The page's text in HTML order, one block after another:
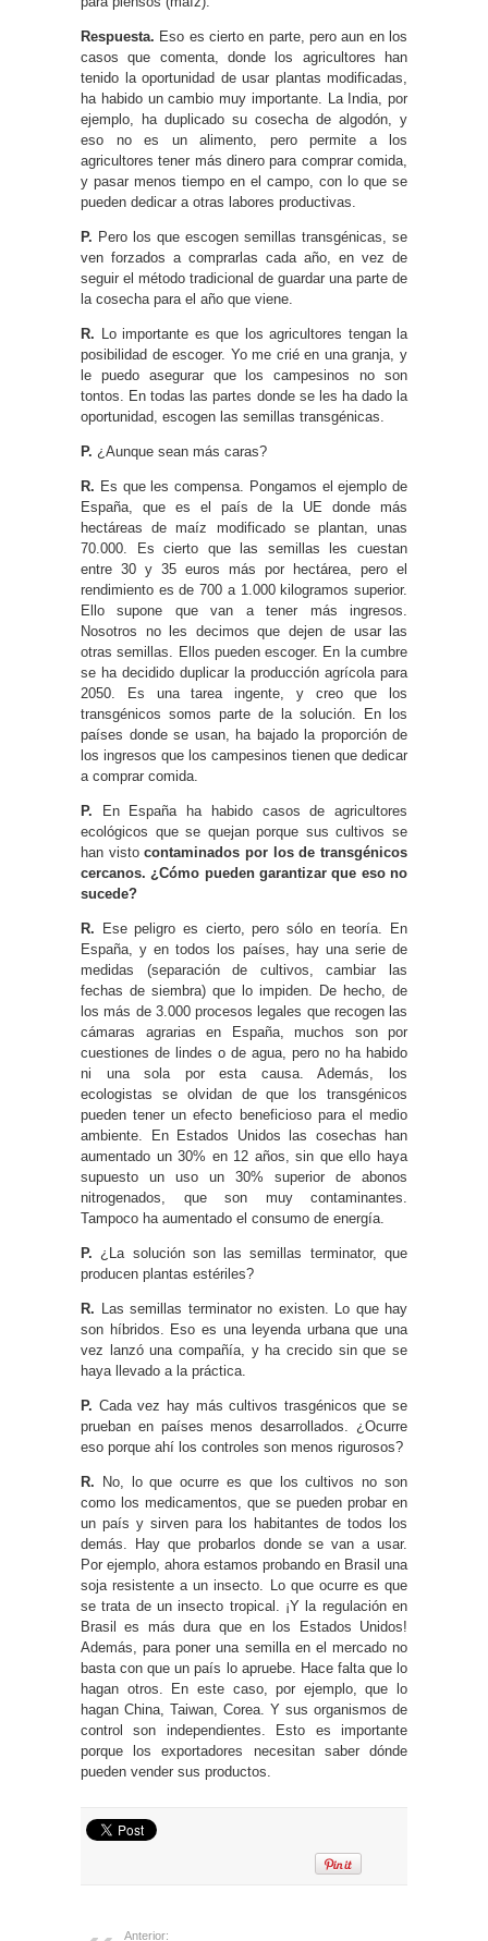
Respuesta. Eso es cierto en parte, pero aun en los
casos que comenta, donde los agricultores han
tenido la oportunidad de usar plantas modificadas,
ha habido un cambio muy importante. La India, por
ejemplo, ha duplicado su cosecha de algodón, y
eso no es un alimento, pero permite a los
agricultores tener más dinero para comprar comida,
y pasar menos tiempo en el campo, con lo que se
pueden dedicar a otras labores productivas.
P. Pero los que escogen semillas transgénicas, se
ven forzados a comprarlas cada año, en vez de
seguir el método tradicional de guardar una parte de
la cosecha para el año que viene.
R. Lo importante es que los agricultores tengan la
posibilidad de escoger. Yo me crié en una granja, y
le puedo asegurar que los campesinos no son
tontos. En todas las partes donde se les ha dado la
oportunidad, escogen las semillas transgénicas.
P. ¿Aunque sean más caras?
R. Es que les compensa. Pongamos el ejemplo de
España, que es el país de la UE donde más
hectáreas de maíz modificado se plantan, unas
70.000. Es cierto que las semillas les cuestan
entre 30 y 35 euros más por hectárea, pero el
rendimiento es de 700 a 1.000 kilogramos superior.
Ello supone que van a tener más ingresos.
Nosotros no les decimos que dejen de usar las
otras semillas. Ellos pueden escoger. En la cumbre
se ha decidido duplicar la producción agrícola para
2050. Es una tarea ingente, y creo que los
transgénicos somos parte de la solución. En los
países donde se usan, ha bajado la proporción de
los ingresos que los campesinos tienen que dedicar
a comprar comida.
P. En España ha habido casos de agricultores
ecológicos que se quejan porque sus cultivos se
han vistocontaminados por los de transgénicos
cercanos. ¿Cómo pueden garantizar que eso no
sucede?
R. Ese peligro es cierto, pero sólo en teoría. En
España, y en todos los países, hay una serie de
medidas (separación de cultivos, cambiar las
fechas de siembra) que lo impiden. De hecho, de
los más de 3.000 procesos legales que recogen las
cámaras agrarias en España, muchos son por
cuestiones de lindes o de agua, pero no ha habido
ni una sola por esta causa. Además, los
ecologistas se olvidan de que los transgénicos
pueden tener un efecto beneficioso para el medio
ambiente. En Estados Unidos las cosechas han
aumentado un 30% en 12 años, sin que ello haya
supuesto un uso un 30% superior de abonos
nitrogenados, que son muy contaminantes.
Tampoco ha aumentado el consumo de energía.
P. ¿La solución son las semillas terminator, que
producen plantas estériles?
R. Las semillas terminator no existen. Lo que hay
son híbridos. Eso es una leyenda urbana que una
vez lanzó una compañía, y ha crecido sin que se
haya llevado a la práctica.
P. Cada vez hay más cultivos trasgénicos que se
prueban en países menos desarrollados. ¿Ocurre
eso porque ahí los controles son menos rigurosos?
R. No, lo que ocurre es que los cultivos no son
como los medicamentos, que se pueden probar en
un país y sirven para los habitantes de todos los
demás. Hay que probarlos donde se van a usar.
Por ejemplo, ahora estamos probando en Brasil una
soja resistente a un insecto. Lo que ocurre es que
se trata de un insecto tropical. ¡Y la regulación en
Brasil es más dura que en los Estados Unidos!
Además, para poner una semilla en el mercado no
basta con que un país lo apruebe. Hace falta que lo
hagan otros. En este caso, por ejemplo, que lo
hagan China, Taiwan, Corea. Y sus organismos de
control son independientes. Esto es importante
porque los exportadores necesitan saber dónde
pueden vender sus productos.
Anterior: